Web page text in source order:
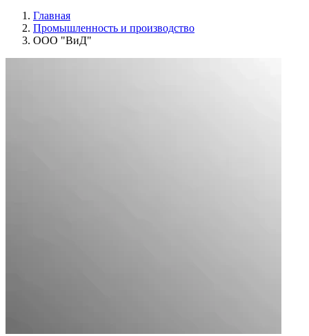
Главная
Промышленность и производство
ООО "ВиД"